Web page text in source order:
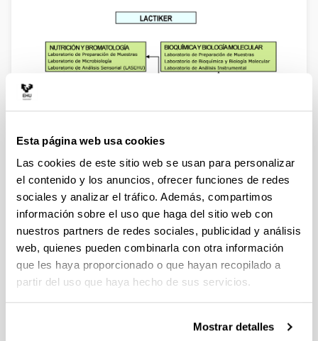
Esta página web usa cookies
Las cookies de este sitio web se usan para personalizar
el contenido y los anuncios, ofrecer funciones de redes
sociales y analizar el tráfico. Además, compartimos
información sobre el uso que haga del sitio web con
nuestros partners de redes sociales, publicidad y análisis
web, quienes pueden combinarla con otra información
que les haya proporcionado o que hayan recopilado a
partir del uso que haya hecho de sus servicios.
Mostrar detalles
El grupo de investigación Lactiker es un grupo
multidisciplinar formado por investigadores que
pertenecen a distintas áreas de conocimiento. Estas
de Alimentos y Nutrición y Bromatología. El área de